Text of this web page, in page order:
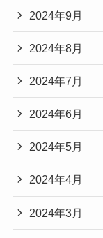
2024年9月
2024年8月
2024年7月
2024年6月
2024年5月
2024年4月
2024年3月